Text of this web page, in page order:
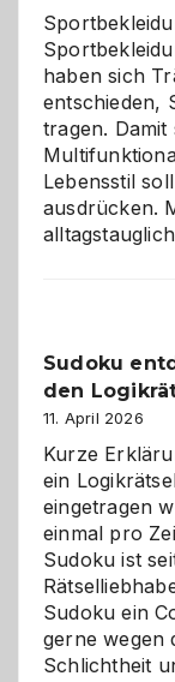
haben sich
entschieden,
tragen. Damit
Lebensstil
ausdrücken.
Sudoku
den
11. April 2026
Kurze
ein
eingetragen
einmal pro
Sudoku ist
Sudoku ein
gerne wegen
Schlichtheit